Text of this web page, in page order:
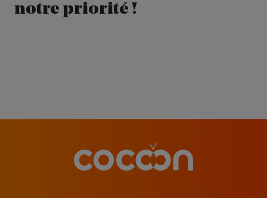
notre priorité !